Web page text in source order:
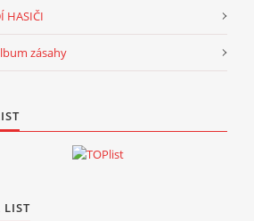
HASIČI
zásahy
LIST